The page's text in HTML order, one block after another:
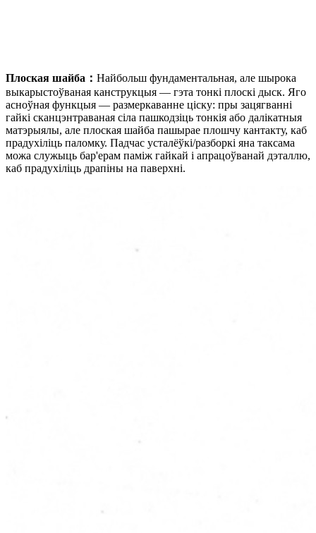
Плоская шайба： Найбольш фундаментальная, але шырока
выкарыстоўваная канструкцыя — гэта тонкі плоскі дыск. Яго
асноўная функцыя — размеркаванне ціску: пры зацягванні
гайкі сканцэнтраваная сіла пашкодзіць тонкія або далікатныя
матэрыялы, але плоская шайба пашырае плошчу кантакту, каб
прадухіліць паломку. Падчас усталёўкі/разборкі яна таксама
можа служыць бар'ерам паміж гайкай і апрацоўванай дэталлю,
каб прадухіліць драпіны на паверхні.